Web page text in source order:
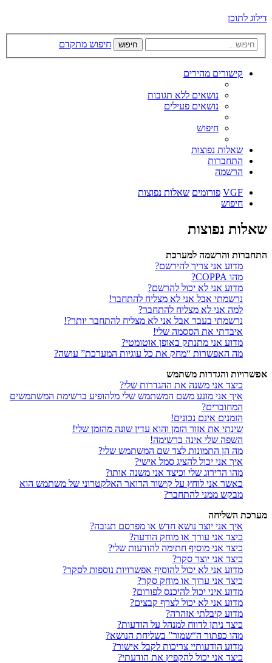
דילוג לתוכן
חיפוש חיפוש מתקדם
קישורים מהירים
נושאים ללא תגובות
נושאים פעילים
חיפוש
שאלות נפוצות
התחברות
הרשמה
VGF פורומים שאלות נפוצות
חיפוש
שאלות נפוצות
התחברות והרשמה למערכת
מדוע אני צריך להירשם?
מהו COPPA?
מדוע אני לא יכול להרשם?
נרשמתי אבל אני לא מצליח להתחבר!
למה אני לא מצליח להתחבר?
נרשמתי בעבר אבל אני לא מצליח להתחבר יותר?!
איבדתי את הססמה שלי!
מדוע אני מתנתק באופן אוטומטי?
מה האפשרות “מחק את כל עוגיות המערכת” עושה?
אפשרויות והגדרות משתמש
כיצד אני משנה את ההגדרות שלי?
איך אני מונע משם המשתמש שלי מלהופיע ברשימת המשתמשים
המחוברים?
הזמנים אינם נכונים!
שינתי את אזור הזמן והוא עדין שונה מהזמן שלי!
השפה שלי אינה ברשימה!
מה הן התמונות לצד שם המשתמש שלי?
איך אני יכול להציג סמל אישי?
מהו הדירוג שלי וכיצד אני משנה אותו?
כאשר אני לוחץ על קישור הדואר האלקטרוני של משתמש הוא
מבקש ממני להתחבר?
מערכת השליחה
איך אני יוצר נושא חדש או מפרסם תגובה?
כיצד אני עורך או מוחק הודעה?
כיצד אני מוסיף חתימה להודעות שלי?
כיצד אני יוצר סקר?
מדוע אני לא יכול להוסיף אפשרויות נוספות לסקר?
כיצד אני ערוך או מוחק סקר?
מדוע איני יכול להיכנס לפורום?
מדוע אני לא יכול לצרף קבצים?
מדוע קיבלתי אזהרה?
כיצד ניתן לדווח למנהל על הודעות?
מהו כפתור ה“שמור” בשליחת הנושא?
מדוע הודעותיי צריכות לקבל אישור?
כיצד אני יכול להקפיץ את הודעתי?